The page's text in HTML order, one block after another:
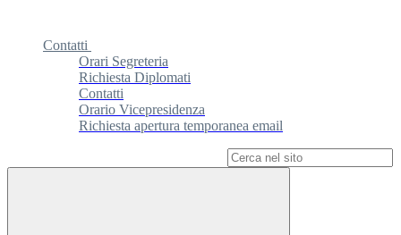
Contatti
Orari Segreteria
Richiesta Diplomati
Contatti
Orario Vicepresidenza
Richiesta apertura temporanea email